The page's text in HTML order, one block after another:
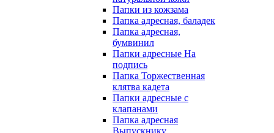
Папки из кожзама
Папка адресная, баладек
Папка адресная,
бумвинил
Папки адресные На
подпись
Папка Торжественная
клятва кадета
Папки адресные с
клапанами
Папка адресная
Выпускнику